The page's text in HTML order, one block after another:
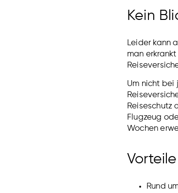
Kein
Leider kann
man
Um nicht bei
Reiseschutz
Flugzeug
Wochen
Rund